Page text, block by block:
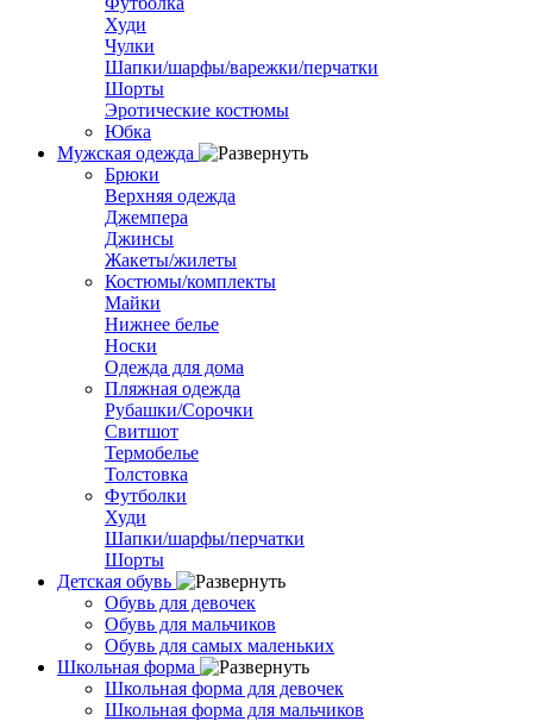
Худи
Чулки
Шапки/шарфы/варежки/перчатки
Шорты
Эротические костюмы
Юбка
Мужская одежда
Брюки
Верхняя одежда
Джемпера
Джинсы
Жакеты/жилеты
Костюмы/комплекты
Майки
Нижнее белье
Носки
Одежда для дома
Пляжная одежда
Рубашки/Сорочки
Свитшот
Термобелье
Толстовка
Футболки
Худи
Шапки/шарфы/перчатки
Шорты
Детская обувь
Обувь для девочек
Обувь для мальчиков
Обувь для самых маленьких
Школьная форма
Школьная форма для девочек
Школьная форма для мальчиков